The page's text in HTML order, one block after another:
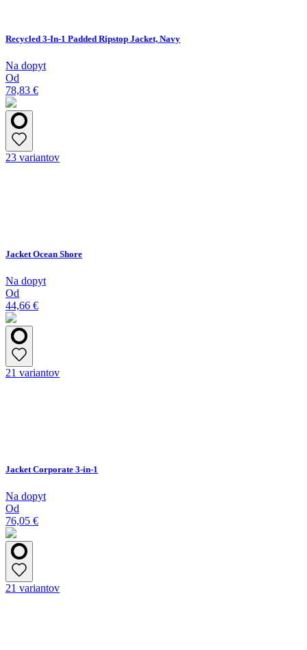
Recycled 3-In-1 Padded Ripstop Jacket, Navy
Na dopyt
Od
78,83 €
23 variantov
Jacket Ocean Shore
Na dopyt
Od
44,66 €
21 variantov
Jacket Corporate 3-in-1
Na dopyt
Od
76,05 €
21 variantov